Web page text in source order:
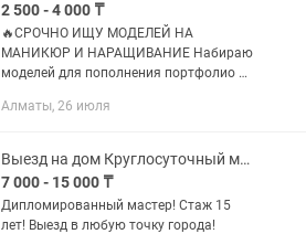
2 500 - 4 000 ₸
🔥СРОЧНО ИЩУ МОДЕЛЕЙ НА
МАНИКЮР И НАРАЩИВАНИЕ Набираю
моделей для пополнения портфолио и
✨Маникюр + гель-лак ✨ Наращивание
Аккуратная...
Алматы, 26 июля
Выезд на дом Круглосуточный маникюр-педикюр наращивание ногтей!
7 000 - 15 000 ₸
Дипломированный мастер! Стаж 15
лет! Выезд в любую точку города!